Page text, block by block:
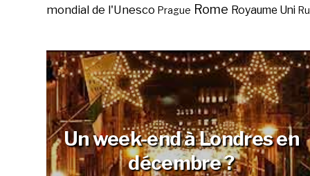
mondial de l'Unesco Prague Rome Royaume Uni
Un week-end à Londres en
décembre ?